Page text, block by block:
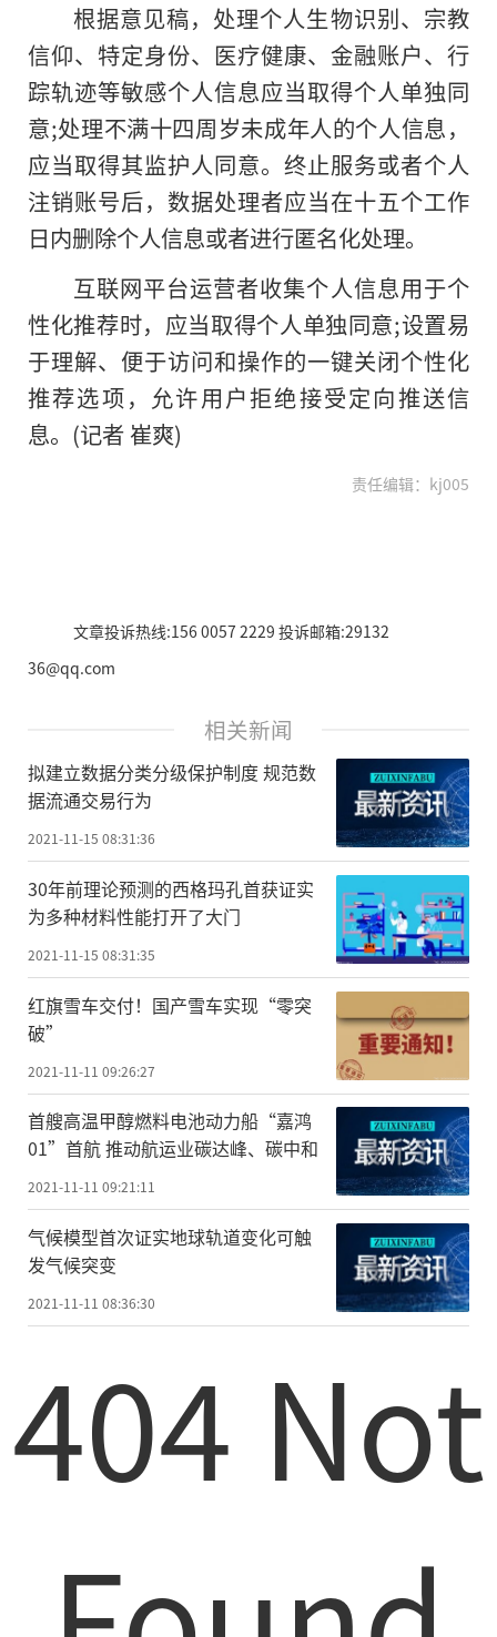
根据意见稿，处理个人生物识别、宗教
信仰、特定身份、医疗健康、金融账户、行
踪轨迹等敏感个人信息应当取得个人单独同
意;处理不满十四周岁未成年人的个人信息，
应当取得其监护人同意。终止服务或者个人
注销账号后，数据处理者应当在十五个工作
日内删除个人信息或者进行匿名化处理。
互联网平台运营者收集个人信息用于个
性化推荐时，应当取得个人单独同意;设置易
于理解、便于访问和操作的一键关闭个性化
推荐选项，允许用户拒绝接受定向推送信
息。(记者 崔爽)
责任编辑：kj005
文章投诉热线:156 0057 2229 投诉邮箱:29132
36@qq.com
相关新闻
拟建立数据分类分级保护制度 规范数
据流通交易行为
2021-11-15 08:31:36
30年前理论预测的西格玛孔首获证实
为多种材料性能打开了大门
2021-11-15 08:31:35
红旗雪车交付！国产雪车实现“零突
破”
2021-11-11 09:26:27
首艘高温甲醇燃料电池动力船“嘉鸿
01”首航 推动航运业碳达峰、碳中和
2021-11-11 09:21:11
气候模型首次证实地球轨道变化可触
发气候突变
2021-11-11 08:36:30
404 Not